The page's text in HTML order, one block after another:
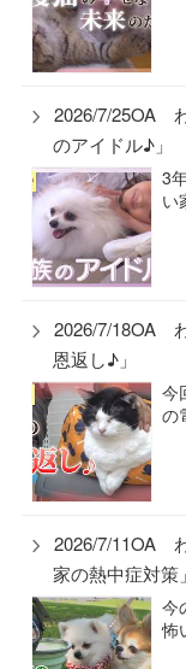
2026/7/25OA
のアイドル♪」
3
い
2026/7/18OA
恩返し♪」
今
の
2026/7/11OA
家の熱中症対策」
今
怖